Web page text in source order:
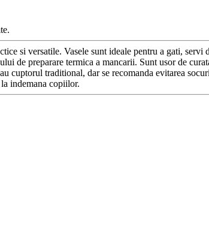
si versatile. Vasele sunt ideale pentru a gati,
de preparare termica a mancarii. Sunt usor de
cuptorul traditional, dar se recomanda evitarea
indemana copiilor.